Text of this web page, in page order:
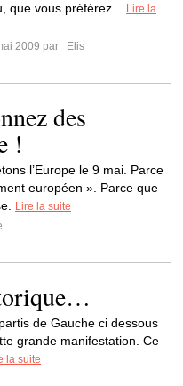
que vous préférez...
Lire la
2009 par
Elis
des
!
l’Europe le 9 mai. Parce
européen ». Parce que
Lire la suite
de Gauche ci dessous
grande manifestation. Ce
la suite